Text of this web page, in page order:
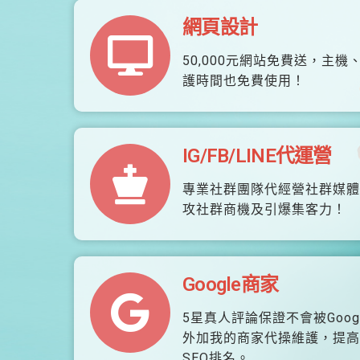
網頁設計
50,000元網站免費送，主機
護時間也免費使用！
IG/FB/LINE代運營
專業社群團隊代經營社群媒
攻社群商機及引爆集客力！
Google商家
5星真人評論保證不會被
外加我的商家代操維護，提